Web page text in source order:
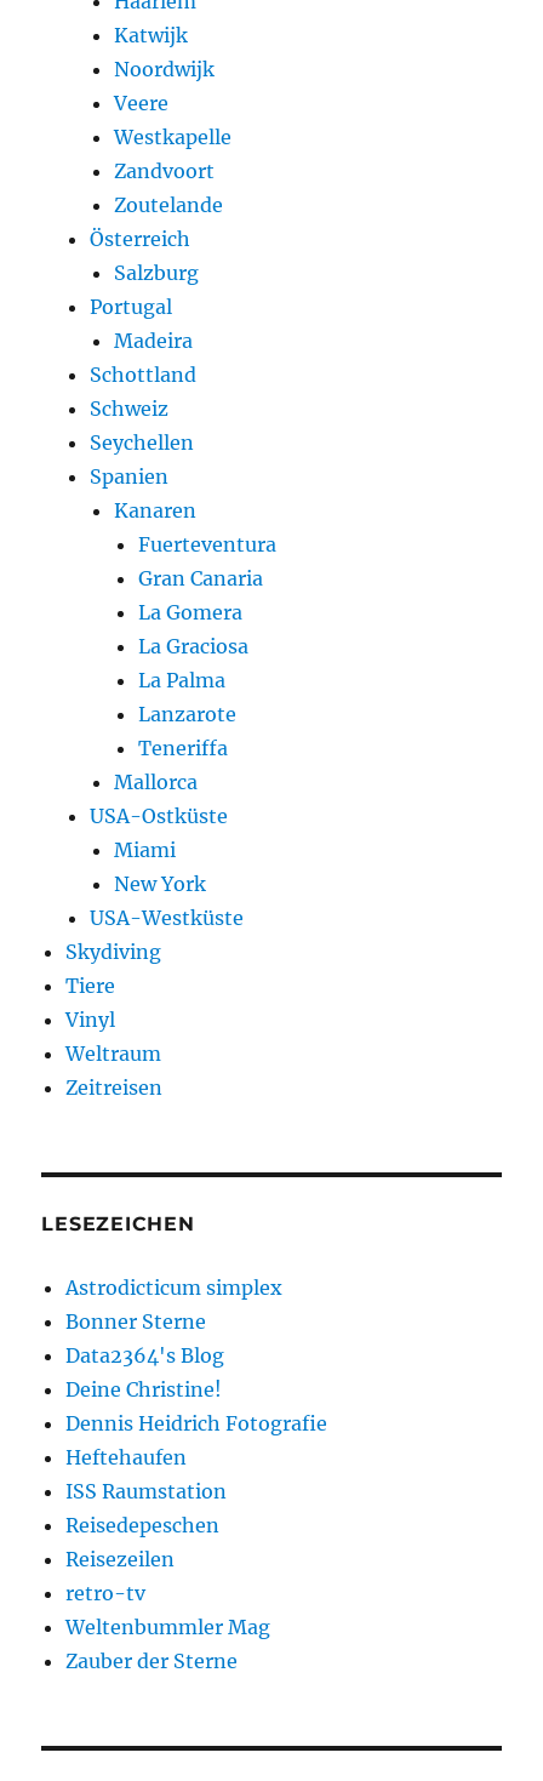
Katwijk
Noordwijk
Veere
Westkapelle
Zandvoort
Zoutelande
Österreich
Salzburg
Portugal
Madeira
Schottland
Schweiz
Seychellen
Spanien
Kanaren
Fuerteventura
Gran Canaria
La Gomera
La Graciosa
La Palma
Lanzarote
Teneriffa
Mallorca
USA-Ostküste
Miami
New York
USA-Westküste
Skydiving
Tiere
Vinyl
Weltraum
Zeitreisen
LESEZEICHEN
Astrodicticum simplex
Bonner Sterne
Data2364's Blog
Deine Christine!
Dennis Heidrich Fotografie
Heftehaufen
ISS Raumstation
Reisedepeschen
Reisezeilen
retro-tv
Weltenbummler Mag
Zauber der Sterne